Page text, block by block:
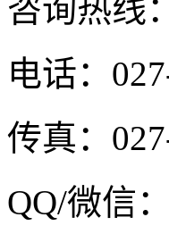
咨询热线：
电话：
传真：
QQ/微信